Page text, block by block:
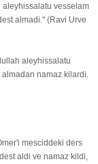
vesselam
almadi." (Ravi Urve
aleyhissalatu
namaz kilardi.
mesciddeki ders
aldi ve namaz kildi,